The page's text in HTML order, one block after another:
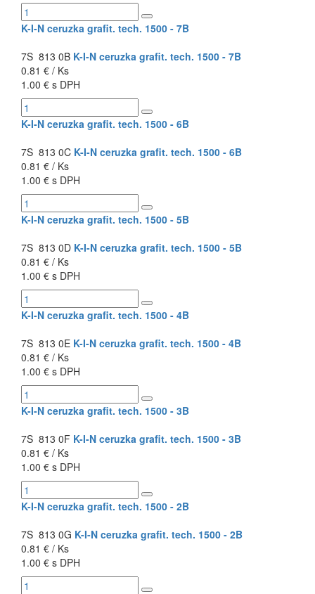
K-I-N ceruzka grafit. tech. 1500 - 7B
7S 813 0B K-I-N ceruzka grafit. tech. 1500 - 7B
0.81 € / Ks
1.00 € s DPH
K-I-N ceruzka grafit. tech. 1500 - 6B
7S 813 0C K-I-N ceruzka grafit. tech. 1500 - 6B
0.81 € / Ks
1.00 € s DPH
K-I-N ceruzka grafit. tech. 1500 - 5B
7S 813 0D K-I-N ceruzka grafit. tech. 1500 - 5B
0.81 € / Ks
1.00 € s DPH
K-I-N ceruzka grafit. tech. 1500 - 4B
7S 813 0E K-I-N ceruzka grafit. tech. 1500 - 4B
0.81 € / Ks
1.00 € s DPH
K-I-N ceruzka grafit. tech. 1500 - 3B
7S 813 0F K-I-N ceruzka grafit. tech. 1500 - 3B
0.81 € / Ks
1.00 € s DPH
K-I-N ceruzka grafit. tech. 1500 - 2B
7S 813 0G K-I-N ceruzka grafit. tech. 1500 - 2B
0.81 € / Ks
1.00 € s DPH